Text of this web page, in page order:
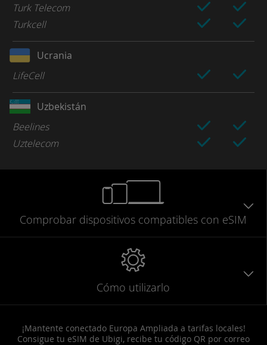
Turk Telecom
Turkcell
Ucrania
LifeCell
Uzbekistán
Beelines
Uztelecom
Comprobar dispositivos compatibles con eSIM
Cómo utilizarlo
¡Mantente conectado Europa Ampliada a tarifas locales!
Consigue tu eSIM de Ubigi, recibe tu código QR por correo